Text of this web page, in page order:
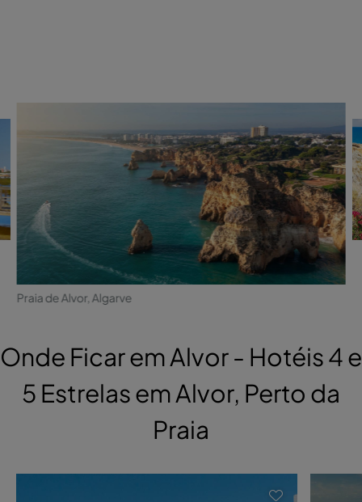
Praia de Alvor, Algarve
Onde Ficar em Alvor - Hotéis 4 e
5 Estrelas em Alvor, Perto da
Praia